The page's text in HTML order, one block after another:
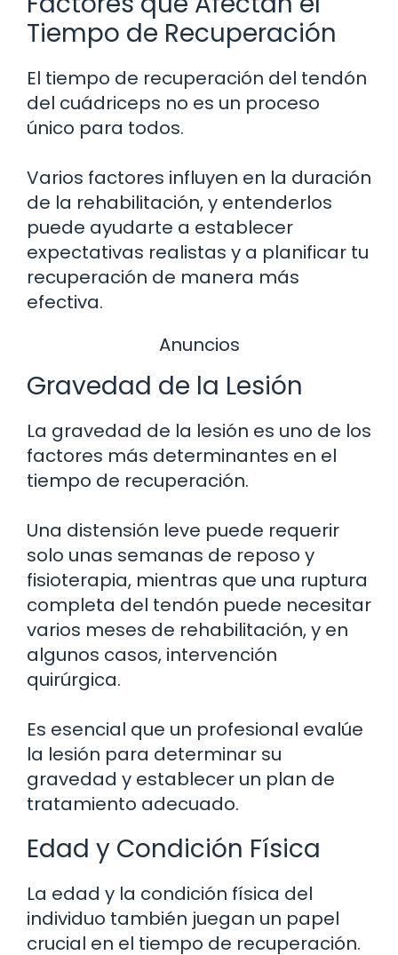
Tiempo de Recuperación
El tiempo de recuperación del tendón
del cuádriceps no es un proceso
único para todos.
Varios factores influyen en la duración
de la rehabilitación, y entenderlos
puede ayudarte a establecer
expectativas realistas y a planificar tu
recuperación de manera más
efectiva.
Anuncios
Gravedad de la Lesión
La gravedad de la lesión es uno de los
factores más determinantes en el
tiempo de recuperación.
Una distensión leve puede requerir
solo unas semanas de reposo y
fisioterapia, mientras que una ruptura
completa del tendón puede necesitar
varios meses de rehabilitación, y en
algunos casos, intervención
quirúrgica.
Es esencial que un profesional evalúe
la lesión para determinar su
gravedad y establecer un plan de
tratamiento adecuado.
Edad y Condición Física
La edad y la condición física del
individuo también juegan un papel
crucial en el tiempo de recuperación.